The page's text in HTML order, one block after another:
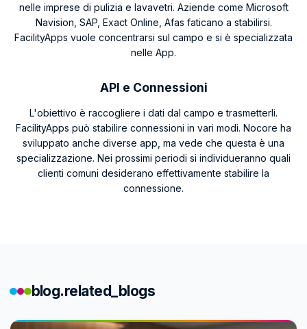
nelle imprese di pulizia e lavavetri. Aziende come Microsoft
Navision, SAP, Exact Online, Afas faticano a stabilirsi.
FacilityApps vuole concentrarsi sul campo e si è specializzata
nelle App.
API e Connessioni
L'obiettivo è raccogliere i dati dal campo e trasmetterli.
FacilityApps può stabilire connessioni in vari modi. Nocore ha
sviluppato anche diverse app, ma vede che questa è una
specializzazione. Nei prossimi periodi si individueranno quali
clienti comuni desiderano effettivamente stabilire la
connessione.
blog.related_blogs